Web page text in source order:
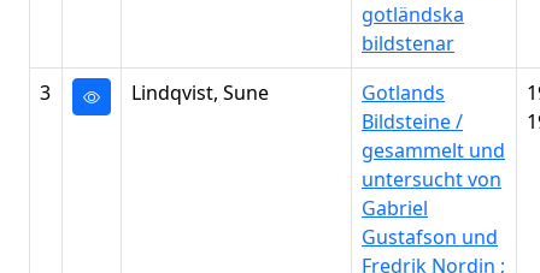
gotländska
bildstenar
3 Lindqvist, Sune
Gotlands
Bildsteine /
gesammelt und
untersucht von
Gabriel
Gustafson und
Fredrik Nordin ;